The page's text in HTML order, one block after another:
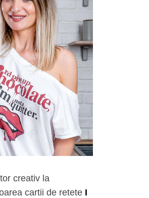
creativ la
cartii de retete I